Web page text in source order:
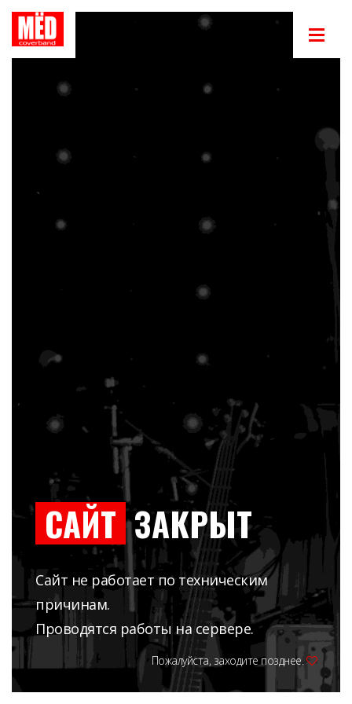
САЙТ ЗАКРЫТ
Сайт не работает по техническим
причинам.
Проводятся работы на сервере.
Пожалуйста, заходите позднее.